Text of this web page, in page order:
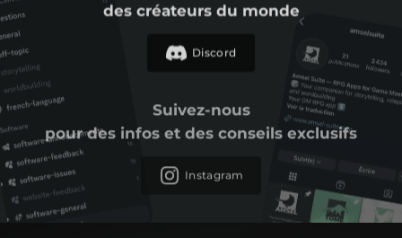
des créateurs du monde
Discord
Suivez-nous
pour des infos et des conseils exclusifs
Instagram